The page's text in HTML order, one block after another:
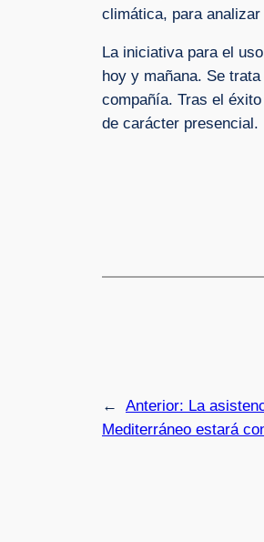
climática, para
La iniciativa para el
hoy y mañana. Se
compañía. Tras el
de carácter presencial.
← Anterior: La
Mediterráneo estará